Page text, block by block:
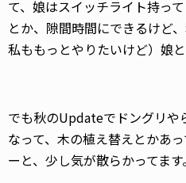
て、娘はスイッチライト持っ
とか、隙間時間にできるけど
私ももっとやりたいけど）娘
でも秋のUpdateでドングリや
なって、木の植え替えとかあ
ーと、少し気が散らかってます。